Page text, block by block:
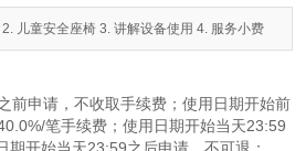
儿童安全座椅 3. 讲解设备使用 4. 服务小费
前申请，不收取手续费；使用日期开始前
笔手续费；使用日期开始当天23:59